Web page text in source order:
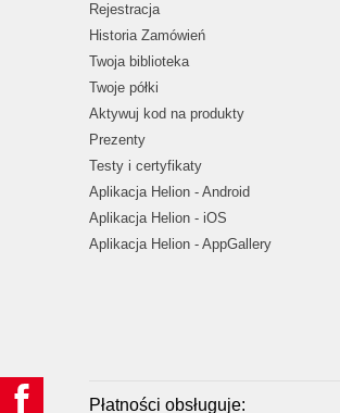
Rejestracja
Historia Zamówień
Twoja biblioteka
Twoje półki
Aktywuj kod na produkty
Prezenty
Testy i certyfikaty
Aplikacja Helion - Android
Aplikacja Helion - iOS
Aplikacja Helion - AppGallery
Płatności obsługuje: